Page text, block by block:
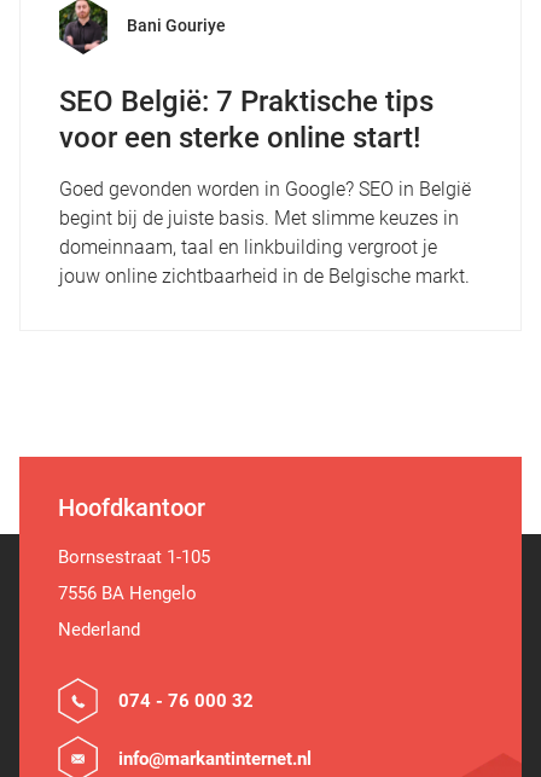
Bani Gouriye
SEO België: 7 Praktische tips
voor een sterke online start!
Goed gevonden worden in Google? SEO in België
begint bij de juiste basis. Met slimme keuzes in
domeinnaam, taal en linkbuilding vergroot je
jouw online zichtbaarheid in de Belgische markt.
Hoofdkantoor
Bornsestraat 1-105
7556 BA Hengelo
Nederland
074 - 76 000 32
info@markantinternet.nl